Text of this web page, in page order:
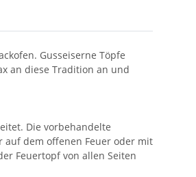
Gusseiserne Töpfe
an diese Tradition an und
Die vorbehandelte
auf dem offenen Feuer oder mit
Feuertopf von allen Seiten